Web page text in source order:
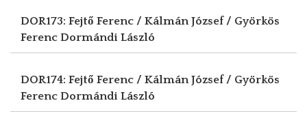
DOR173: Fejtő Ferenc / Kálmán József / Györkös
Ferenc Dormándi László
DOR174: Fejtő Ferenc / Kálmán József / Györkös
Ferenc Dormándi László